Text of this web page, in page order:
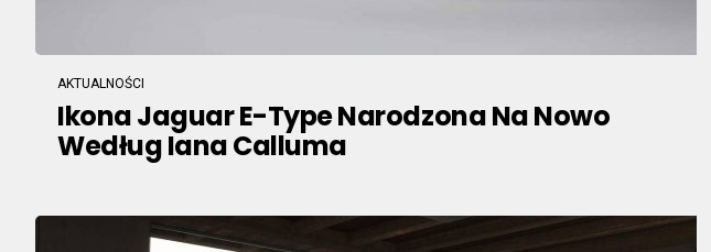
AKTUALNOŚCI
Ikona Jaguar E-Type Narodzona Na Nowo
Według Iana Calluma